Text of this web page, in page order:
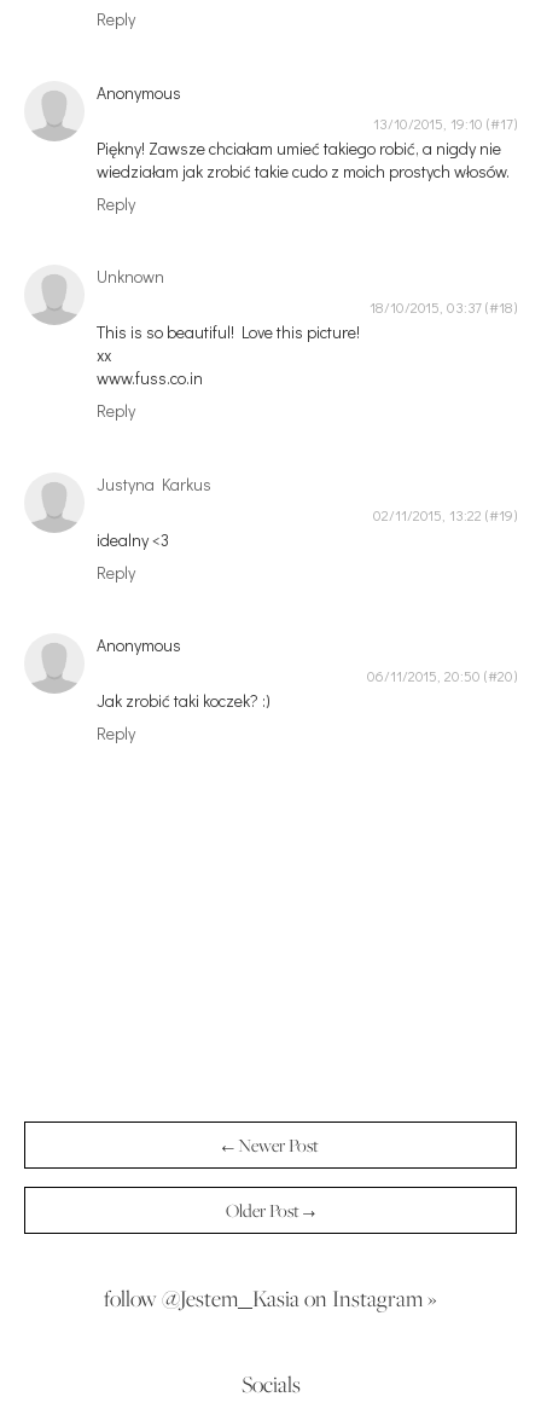
Reply
Anonymous
13/10/2015, 19:10
Piękny! Zawsze chciałam umieć takiego robić, a nigdy nie
wiedziałam jak zrobić takie cudo z moich prostych włosów.
Reply
Unknown
18/10/2015, 03:37
This is so beautiful! Love this picture!
xx
www.fuss.co.in
Reply
Justyna Karkus
02/11/2015, 13:22
idealny <3
Reply
Anonymous
06/11/2015, 20:50
Jak zrobić taki koczek? :)
Reply
← Newer Post
Older Post →
follow @Jestem_Kasia on Instagram »
Socials